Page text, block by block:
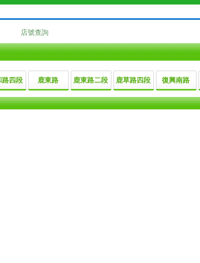
店號查詢
路四段 鹿東路 鹿東路二段 鹿草路四段 復興南路